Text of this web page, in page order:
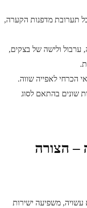
כל תערובת מדפנות הקערה,
ערבול ולישה של בצקים,
הכרחי לאפייה שווה.
שונים בהתאם לסוג
– הצורה
משפיעה ישירות